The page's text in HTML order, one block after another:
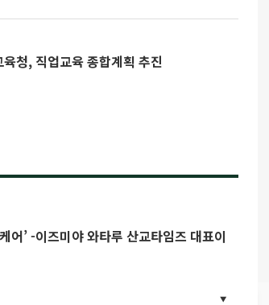
청, 직업교육 종합계획 추진
어’ -이즈미야 와타루 산교타임즈 대표이